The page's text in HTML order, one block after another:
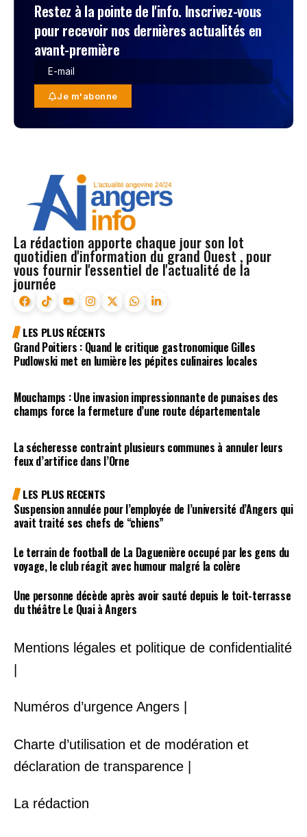
Restez à la pointe de l'info. Inscrivez-vous
pour recevoir nos dernières actualités en
avant-première
Je m'abonne
La rédaction apporte chaque jour son lot
quotidien d'information du grand Ouest , pour
vous fournir l'essentiel de l'actualité de la
journée
LES PLUS RÉCENTS
Grand Poitiers : Quand le critique gastronomique Gilles
Pudlowski met en lumière les pépites culinaires locales
Mouchamps : Une invasion impressionnante de punaises des
champs force la fermeture d’une route départementale
La sécheresse contraint plusieurs communes à annuler leurs
feux d’artifice dans l’Orne
LES PLUS RECENTS
Suspension annulée pour l’employée de l’université d’Angers qui
avait traité ses chefs de “chiens”
Le terrain de football de La Daguenière occupé par les gens du
voyage, le club réagit avec humour malgré la colère
Une personne décède après avoir sauté depuis le toit-terrasse
du théâtre Le Quai à Angers
Mentions légales et politique de confidentialité
|
Numéros d’urgence Angers |
Charte d’utilisation et de modération et
déclaration de transparence |
La rédaction